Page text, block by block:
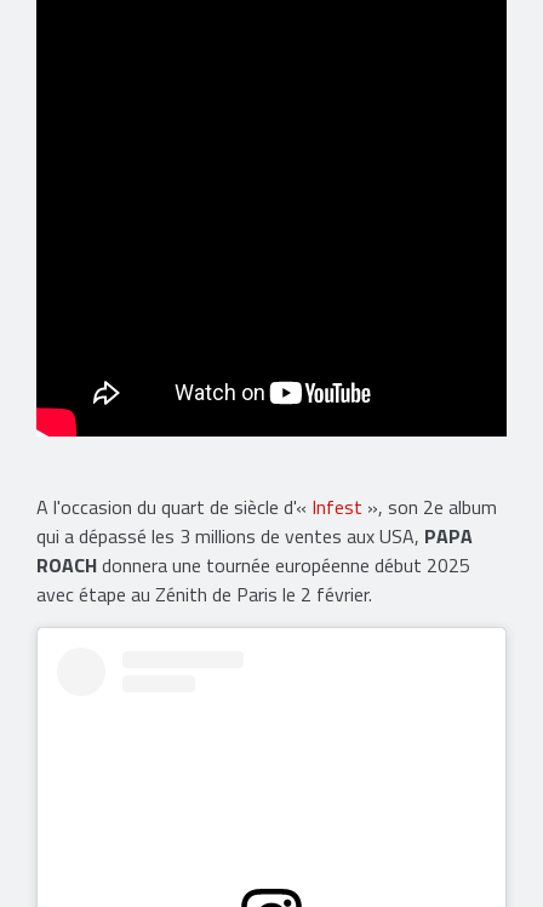
A l'occasion du quart de siècle d'« Infest », son 2e album
qui a dépassé les 3 millions de ventes aux USA, PAPA
ROACHdonnera une tournée européenne début 2025
avec étape au Zénith de Paris le 2 février.